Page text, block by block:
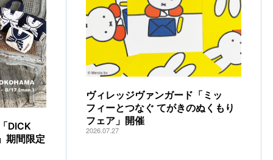
DICK
期間限定
ヴィレッジヴァンガード「ミッ
フィーとつなぐ てがきのぬくもり
フェア」開催
2026.07.27